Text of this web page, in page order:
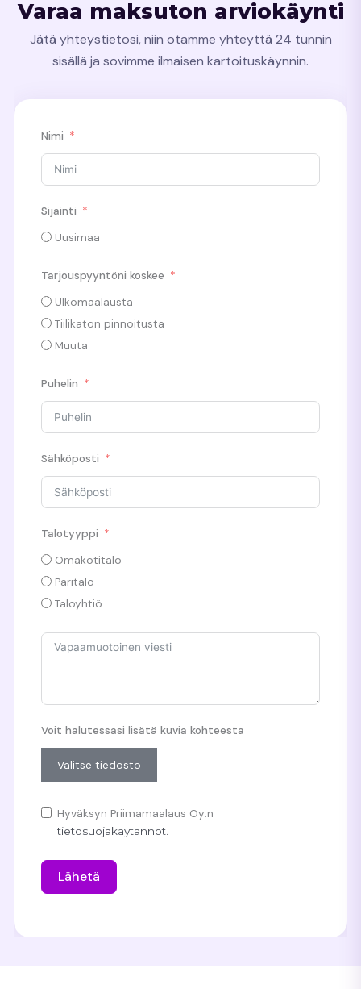
Varaa maksuton arviokäynti
Jätä yhteystietosi, niin otamme yhteyttä 24 tunnin
sisällä ja sovimme ilmaisen kartoituskäynnin.
Nimi
Sijainti
Uusimaa
Tarjouspyyntöni koskee
Ulkomaalausta
Tiilikaton pinnoitusta
Muuta
Puhelin
Sähköposti
Talotyyppi
Omakotitalo
Paritalo
Taloyhtiö
Voit halutessasi lisätä kuvia kohteesta
Valitse tiedosto
Hyväksyn Priimamaalaus Oy:n
tietosuojakäytännöt.
Lähetä